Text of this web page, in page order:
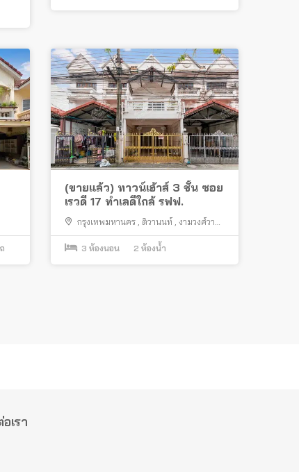
(ขายแล้ว) ทาวน์เฮ้าส์ 3 ชั้น ซอย
เรวดี 17 ทำเลดีใกล้ รฟฟ.
กรุงเทพมหานคร ติวานนท์ งามวงศ์วาน
ท่าน้ำนนท์ , เมืองนนทบุรี
3 ห้องนอน 2 ห้องน้ำ
เรา